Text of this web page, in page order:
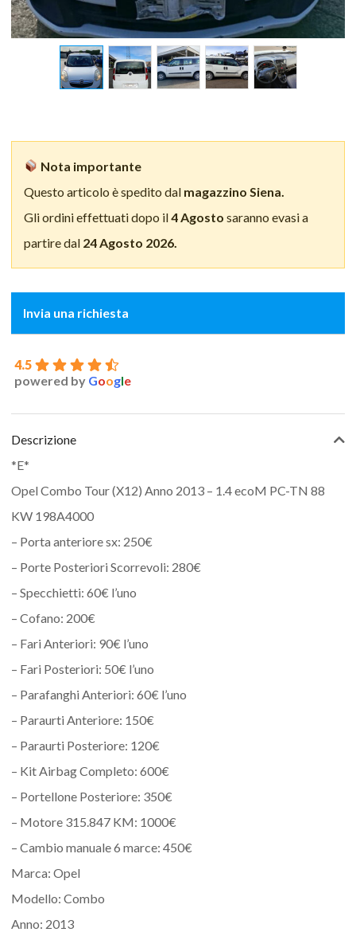
Nota importante
Questo articolo è spedito dal magazzino Siena.
Gli ordini effettuati dopo il4 Agosto saranno evasi a
partire dal 24 Agosto 2026.
Invia una richiesta
4.5
powered by Google
Descrizione
*E*
Opel Combo Tour (X12) Anno 2013 – 1.4 ecoM PC-TN 88
KW 198A4000
– Porta anteriore sx: 250€
– Porte Posteriori Scorrevoli: 280€
– Specchietti: 60€ l’uno
– Cofano: 200€
– Fari Anteriori: 90€ l’uno
– Fari Posteriori: 50€ l’uno
– Parafanghi Anteriori: 60€ l’uno
– Paraurti Anteriore: 150€
– Paraurti Posteriore: 120€
– Kit Airbag Completo: 600€
– Portellone Posteriore: 350€
– Motore 315.847 KM: 1000€
– Cambio manuale 6 marce: 450€
Marca: Opel
Modello: Combo
Anno: 2013